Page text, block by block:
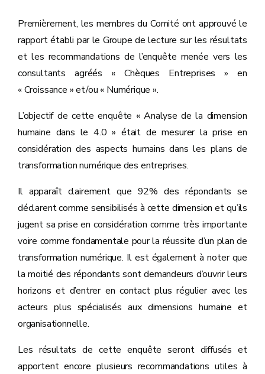
Premièrement, les membres du Comité ont approuvé le
rapport établi par le Groupe de lecture sur les résultats
et les recommandations de l’enquête menée vers les
consultants agréés « Chèques Entreprises » en
« Croissance » et/ou « Numérique ».
L’objectif de cette enquête « Analyse de la dimension
humaine dans le 4.0 » était de mesurer la prise en
considération des aspects humains dans les plans de
transformation numérique des entreprises.
Il apparaît clairement que 92% des répondants se
déclarent comme sensibilisés à cette dimension et qu’ils
jugent sa prise en considération comme très importante
voire comme fondamentale pour la réussite d’un plan de
transformation numérique. Il est également à noter que
la moitié des répondants sont demandeurs d’ouvrir leurs
horizons et d’entrer en contact plus régulier avec les
acteurs plus spécialisés aux dimensions humaine et
organisationnelle.
Les résultats de cette enquête seront diffusés et
apportent encore plusieurs recommandations utiles à